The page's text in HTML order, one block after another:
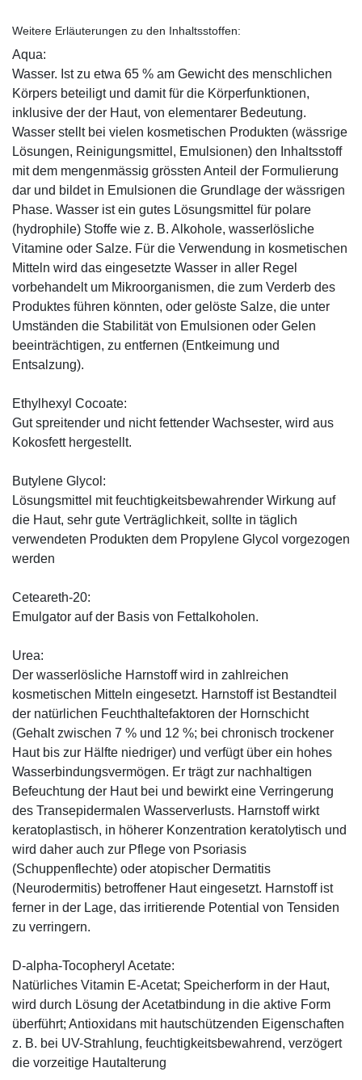
Weitere Erläuterungen zu den Inhaltsstoffen:
Aqua:
Wasser. Ist zu etwa 65 % am Gewicht des menschlichen
Körpers beteiligt und damit für die Körperfunktionen,
inklusive der der Haut, von elementarer Bedeutung.
Wasser stellt bei vielen kosmetischen Produkten (wässrige
Lösungen, Reinigungsmittel, Emulsionen) den Inhaltsstoff
mit dem mengenmässig grössten Anteil der Formulierung
dar und bildet in Emulsionen die Grundlage der wässrigen
Phase. Wasser ist ein gutes Lösungsmittel für polare
(hydrophile) Stoffe wie z. B. Alkohole, wasserlösliche
Vitamine oder Salze. Für die Verwendung in kosmetischen
Mitteln wird das eingesetzte Wasser in aller Regel
vorbehandelt um Mikroorganismen, die zum Verderb des
Produktes führen könnten, oder gelöste Salze, die unter
Umständen die Stabilität von Emulsionen oder Gelen
beeinträchtigen, zu entfernen (Entkeimung und
Entsalzung).
Ethylhexyl Cocoate:
Gut spreitender und nicht fettender Wachsester, wird aus
Kokosfett hergestellt.
Butylene Glycol:
Lösungsmittel mit feuchtigkeitsbewahrender Wirkung auf
die Haut, sehr gute Verträglichkeit, sollte in täglich
verwendeten Produkten dem Propylene Glycol vorgezogen
werden
Ceteareth-20:
Emulgator auf der Basis von Fettalkoholen.
Urea:
Der wasserlösliche Harnstoff wird in zahlreichen
kosmetischen Mitteln eingesetzt. Harnstoff ist Bestandteil
der natürlichen Feuchthaltefaktoren der Hornschicht
(Gehalt zwischen 7 % und 12 %; bei chronisch trockener
Haut bis zur Hälfte niedriger) und verfügt über ein hohes
Wasserbindungsvermögen. Er trägt zur nachhaltigen
Befeuchtung der Haut bei und bewirkt eine Verringerung
des Transepidermalen Wasserverlusts. Harnstoff wirkt
keratoplastisch, in höherer Konzentration keratolytisch und
wird daher auch zur Pflege von Psoriasis
(Schuppenflechte) oder atopischer Dermatitis
(Neurodermitis) betroffener Haut eingesetzt. Harnstoff ist
ferner in der Lage, das irritierende Potential von Tensiden
zu verringern.
D-alpha-Tocopheryl Acetate:
Natürliches Vitamin E-Acetat; Speicherform in der Haut,
wird durch Lösung der Acetatbindung in die aktive Form
überführt; Antioxidans mit hautschützenden Eigenschaften
z. B. bei UV-Strahlung, feuchtigkeitsbewahrend, verzögert
die vorzeitige Hautalterung